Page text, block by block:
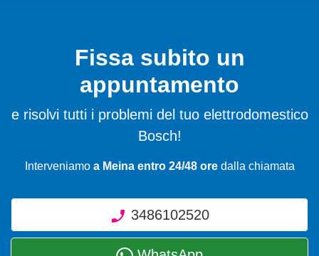
Fissa subito un
appuntamento
e risolvi tutti i problemi del tuo elettrodomestico
Bosch!
Interveniamo a Meina entro 24/48 oredalla chiamata
3486102520